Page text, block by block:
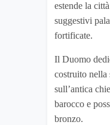
estende la
suggestivi
fortificate.
Il Duomo
costruito nella
sull’antica
barocco e
bronzo.